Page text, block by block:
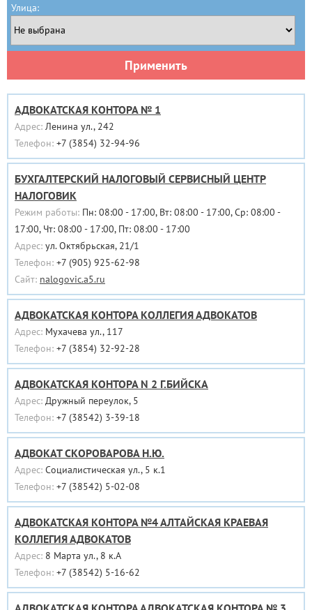
Улица:
Применить
АДВОКАТСКАЯ КОНТОРА № 1
Адрес: Ленина ул., 242
Телефон: +7 (3854) 32-94-96
БУХГАЛТЕРСКИЙ НАЛОГОВЫЙ СЕРВИСНЫЙ ЦЕНТР
НАЛОГОВИК
Режим работы: Пн: 08:00 - 17:00, Вт: 08:00 - 17:00, Ср: 08:00 -
17:00, Чт: 08:00 - 17:00, Пт: 08:00 - 17:00
Адрес: ул. Октябрьская, 21/1
Телефон: +7 (905) 925-62-98
Сайт: nalogovic.a5.ru
АДВОКАТСКАЯ КОНТОРА КОЛЛЕГИЯ АДВОКАТОВ
Адрес: Мухачева ул., 117
Телефон: +7 (3854) 32-92-28
АДВОКАТСКАЯ КОНТОРА N 2 Г.БИЙСКА
Адрес: Дружный переулок, 5
Телефон: +7 (38542) 3-39-18
АДВОКАТ СКОРОВАРОВА Н.Ю.
Адрес: Социалистическая ул., 5 к.1
Телефон: +7 (38542) 5-02-08
АДВОКАТСКАЯ КОНТОРА №4 АЛТАЙСКАЯ КРАЕВАЯ
КОЛЛЕГИЯ АДВОКАТОВ
Адрес: 8 Марта ул., 8 к.А
Телефон: +7 (38542) 5-16-62